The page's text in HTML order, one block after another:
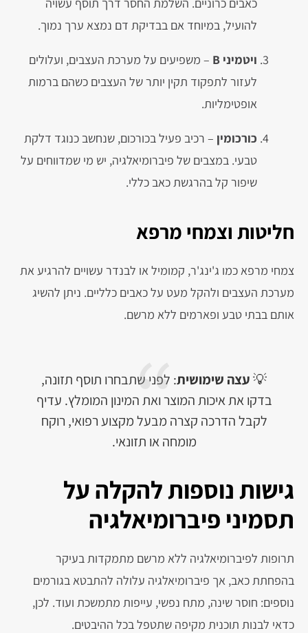
להועיל, במיוחד אם בבדיקת דם נמצא ערך נמוך.
ויטמיני B
– משפיעים על מערכת העצבים, ועלולים
לעזור לתפקוד תקין יותר של העצבים כשהם ברמות
אופטימליות.
כורכומין – רכיב פעיל בכורכום, שנחשב כנוגד דלקת
טבעי. במצבים של פיברומיאלגיה, יש מי שמדווחים על
שיפור קל בהרגשת כאב כללי.
חליטות וצמחי מרפא
צמחי מרפא כמו ג'ינג'ר, קמומיל או לבנדר עשויים להרגיע את
מערכת העצבים ולהקל מעט על כאבים כלליים. ניתן להשיג
אותם בבתי טבע ופארמים ללא מרשם.
💡עצה שימושית: לפני שתבחרו תוסף תזונה,
בדקו את איכות המוצר ואת המינון המומלץ. עדיף
לקבל הדרכה קצרה מבעל מקצוע רפואי, רוקח
מומחה או תזונאי.
גישות נוספות להקלה על
תסמיני פיברומיאלגיה
תרופות לפיברומיאלגיה ללא מרשם מתמקדות בעיקר
בהפחתת כאב, אך פיברומיאלגיה עלולה להתבטא בגורמים
נוספים: חוסר שינה, מתח נפשי, עייפות מתמשכת ועוד. לכן,
כדאי לבנות תוכנית מקיפה שתטפל בכל ההיבטים.